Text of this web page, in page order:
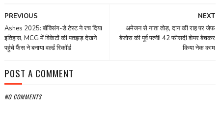
NEXT
अमेजन से नाता तोड़, दान की राह पर जेफ
बेजोस की पूर्व पत्नी! 42 फीसदी शेयर बेचकर
किया नेक काम
PREVIOUS
Ashes 2025: बॉक्सिंग-डे टेस्‍ट ने रच दिया
इतिहास, MCG में विकेटों की पतझड़ देखने
पहुंचे फैंस ने बनाया वर्ल्ड रिकॉर्ड
POST A COMMENT
NO COMMENTS